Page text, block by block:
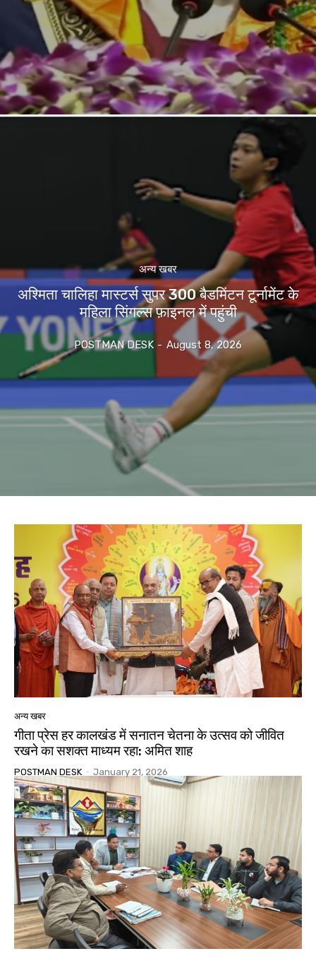
अन्य खबर
अश्मिता चालिहा मास्टर्स सुपर 300 बैडमिंटन टूर्नामेंट के
महिला सिंगल्स फ़ाइनल में पहुंची
POSTMAN DESK - August 8, 2026
अन्य खबर
गीता प्रेस हर कालखंड में सनातन चेतना के उत्सव को जीवित
रखने का सशक्त माध्यम रहा: अमित शाह
POSTMAN DESK - January 21, 2026